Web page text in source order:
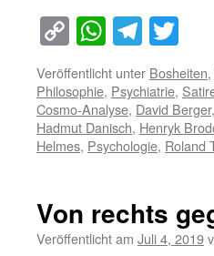
Copy
Link
WhatsApp
Veröffentlicht unter Bosheiten,
Philosophie, Psychiatrie,
Cosmo-Analyse, David Berger,
Hadmut Danisch, Henryk
Helmes, Psychologie, Roland
Von rechts
Veröffentlicht am Juli 4, 2019